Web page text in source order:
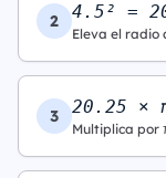
2 4.5² =
Eleva el radio
3 20.25 ×
Multiplica por